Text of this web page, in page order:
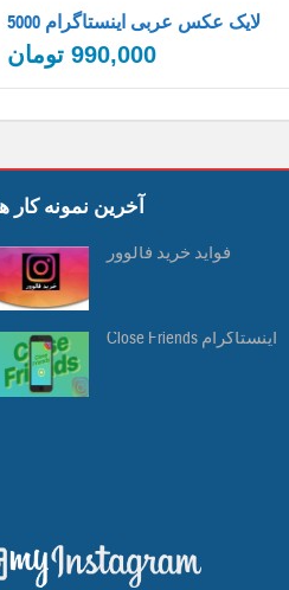
5000 لایک عکس عربی اینستاگرام
990,000 تومان
آخرین نمونه کار
فواید خرید فالوور
Close Friends اینستاگرام